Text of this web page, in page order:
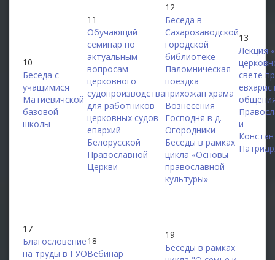
10
Беседа с
учащимися
Матиевичской
базовой
школы
11
Обучающий
семинар по
актуальным
вопросам
церковного
судопроизводства
для работников
церковных судов
епархий
Белорусской
Православной
Церкви
12
Беседа в
Сахарозаводской
городской
библиотеке
Паломническая
поездка
прихожан храма
Вознесения
Господня в д.
Огородники
Беседы в рамках
цикла «Основы
православной
культуры»
13
Лекция
свете
и
17
Благословение
на труды в ГУО
18
Вебинар
19
Беседы в рамках